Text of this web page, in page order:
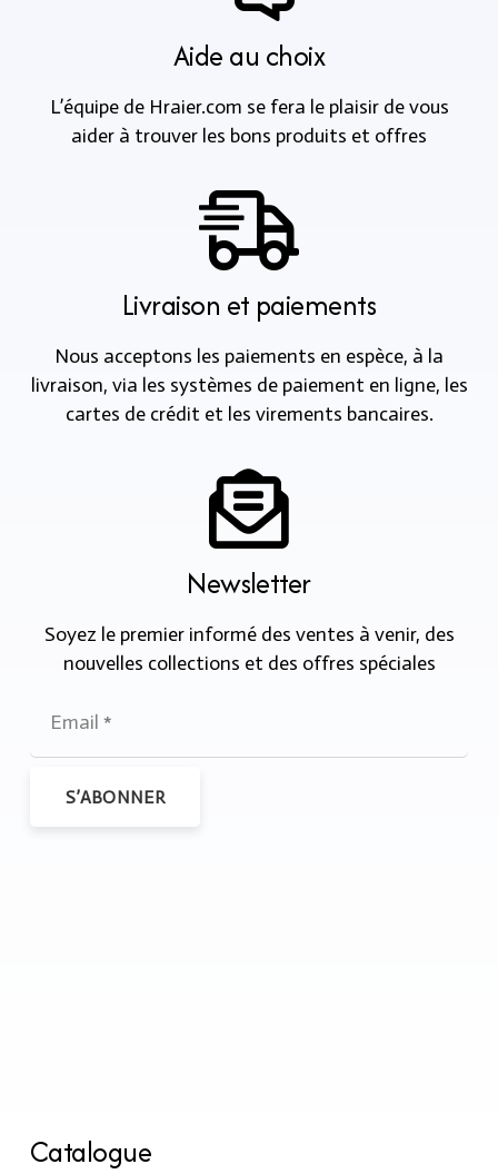
Aide au choix
L’équipe de Hraier.com se fera le plaisir de vous
aider à trouver les bons produits et offres
Livraison et paiements
Nous acceptons les paiements en espèce, à la
livraison, via les systèmes de paiement en ligne, les
cartes de crédit et les virements bancaires.
Newsletter
Soyez le premier informé des ventes à venir, des
nouvelles collections et des offres spéciales
S’ABONNER
Catalogue